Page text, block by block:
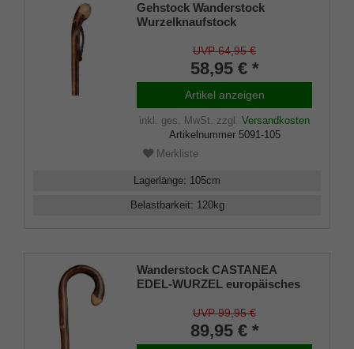
Gehstock Wanderstock
Wurzelknaufstock
Kastanie, Wurzelseite
handpoliert seidenmatt lackiert,
Schlaufe Leder,
Bergstockspitze
UVP 64,95 €
58,95 € *
Artikel anzeigen
inkl. ges. MwSt. zzgl. Versandkosten
Artikelnummer 5091-105
Merkliste
Lagerlänge: 105cm
Belastbarkeit: 120kg
Wanderstock CASTANEA
EDEL-WURZEL europäisches
gebogener Rundgriff,
handgeschliffene Wurzel,
stabile Bergstockspitze
UVP 99,95 €
89,95 € *